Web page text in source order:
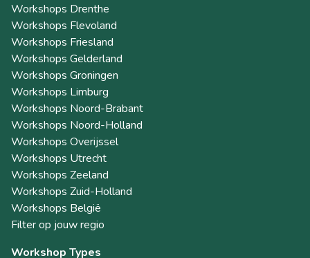
Workshops Drenthe
Workshops Flevoland
Workshops Friesland
Workshops Gelderland
Workshops Groningen
Workshops Limburg
Workshops Noord-Brabant
Workshops Noord-Holland
Workshops Overijssel
Workshops Utrecht
Workshops Zeeland
Workshops Zuid-Holland
Workshops België
Filter op jouw regio
Workshop Types